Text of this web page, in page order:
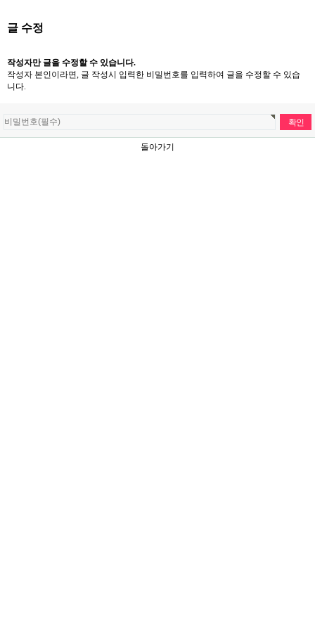
글 수정
작성자만 글을 수정할 수 있습니다.
작성자 본인이라면, 글 작성시 입력한 비밀번호를 입력하여 글을 수정할 수 있습
니다.
돌아가기